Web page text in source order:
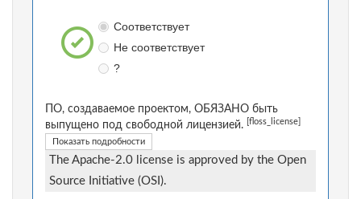
Соответствует
Не соответствует
?
ПО, создаваемое проектом, ОБЯЗАНО быть
выпущено под свободной лицензией.
[floss_license]
Показать подробности
The Apache-2.0 license is approved by the Open
Source Initiative (OSI).